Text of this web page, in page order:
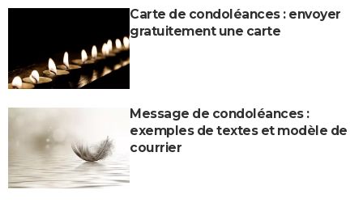
Carte de condoléances : envoyer
gratuitement une carte
Message de condoléances :
exemples de textes et modèle de
courrier